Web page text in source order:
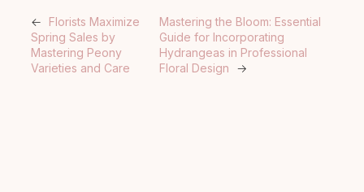
←
Florists Maximize
Spring Sales by
Mastering Peony
Varieties and Care
Mastering the Bloom: Essential
Guide for Incorporating
Hydrangeas in Professional
Floral Design
→